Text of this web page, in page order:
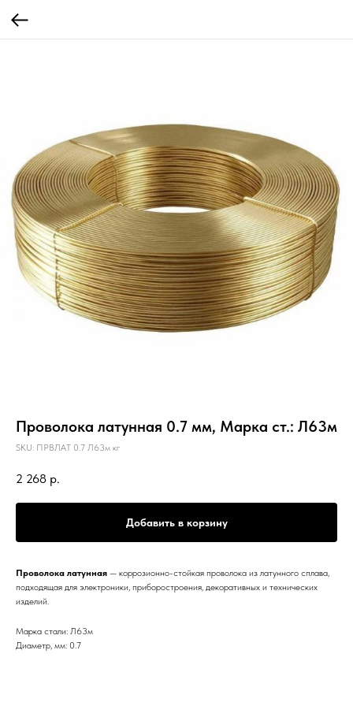
Проволока латунная 0.7 мм, Марка ст.: Л63м
SKU: ПРВЛАТ 0.7 Л63м кг
2 268 р.
Добавить в корзину
Проволока латунная — коррозионно-стойкая проволока из латунного сплава,
подходящая для электроники, приборостроения, декоративных и технических
изделий.
Марка стали: Л63м
Диаметр, мм: 0.7